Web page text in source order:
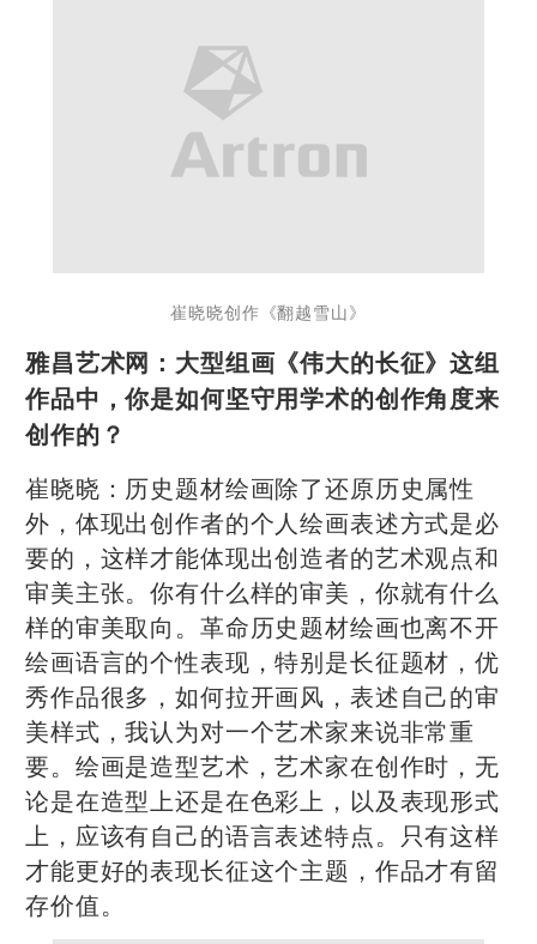
崔晓晓创作《翻越雪山》
雅昌艺术网：大型组画《伟大的长征》这组
作品中，你是如何坚守用学术的创作角度来
创作的？
崔晓晓：历史题材绘画除了还原历史属性
外，体现出创作者的个人绘画表述方式是必
要的，这样才能体现出创造者的艺术观点和
审美主张。你有什么样的审美，你就有什么
样的审美取向。革命历史题材绘画也离不开
绘画语言的个性表现，特别是长征题材，优
秀作品很多，如何拉开画风，表述自己的审
美样式，我认为对一个艺术家来说非常重
要。绘画是造型艺术，艺术家在创作时，无
论是在造型上还是在色彩上，以及表现形式
上，应该有自己的语言表述特点。只有这样
才能更好的表现长征这个主题，作品才有留
存价值。